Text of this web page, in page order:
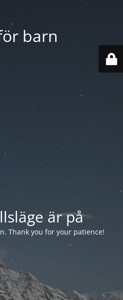
barn
är på
Thank you for your patience!